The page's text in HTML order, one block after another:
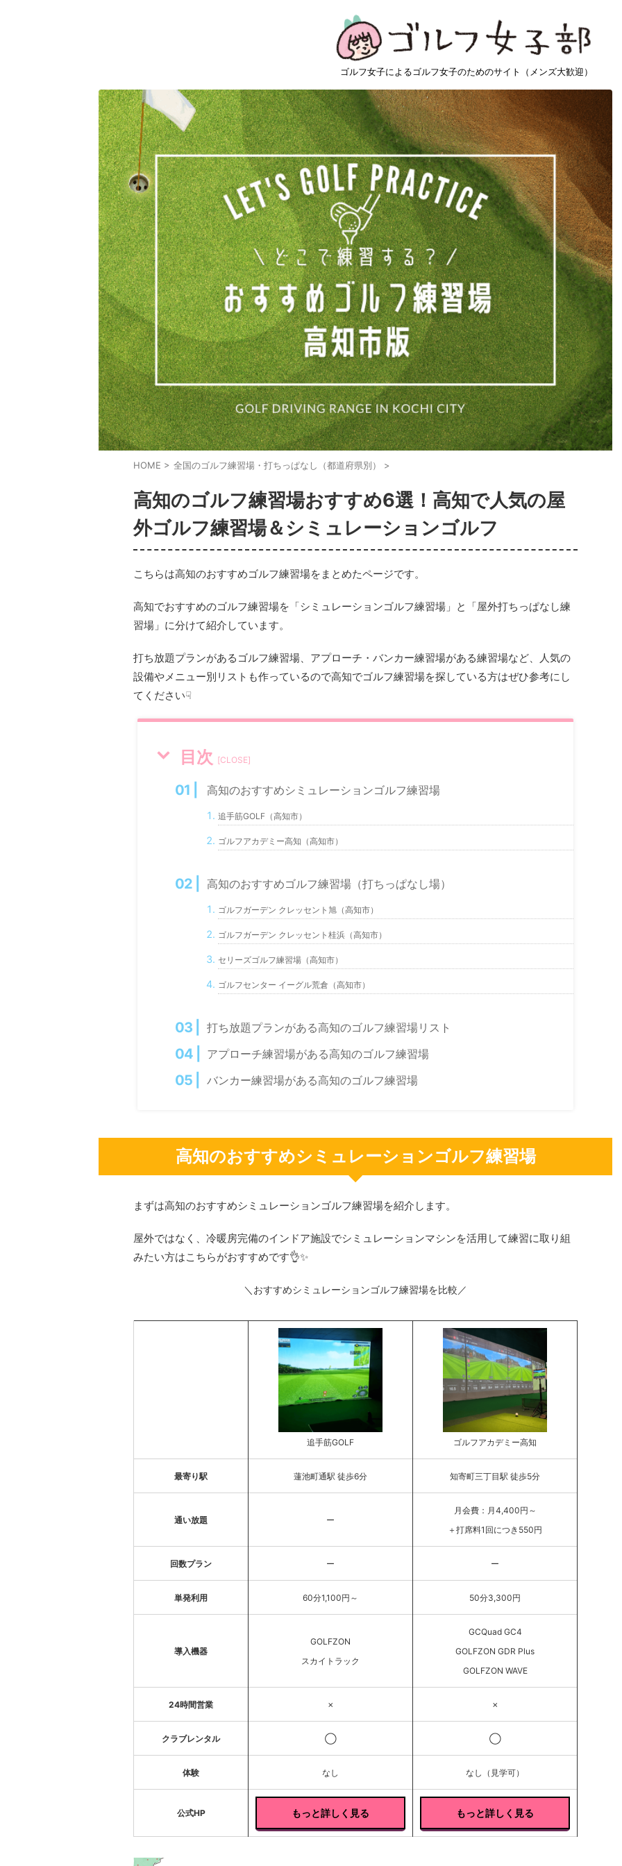
ゴルフ女子によるゴルフ女子のためのサイト（メンズ大歓迎）
HOME > 全国のゴルフ練習場・打ちっぱなし（都道府県別） >
高知のゴルフ練習場おすすめ6選！高知で人気の屋
外ゴルフ練習場＆シミュレーションゴルフ
こちらは高知のおすすめゴルフ練習場をまとめたページです。
高知でおすすめのゴルフ練習場を「シミュレーションゴルフ練習場」と「屋外打ちっぱなし練
習場」に分けて紹介しています。
打ち放題プランがあるゴルフ練習場、アプローチ・バンカー練習場がある練習場など、人気の
設備やメニュー別リストも作っているので高知でゴルフ練習場を探している方はぜひ参考にし
てください☟
目次 [CLOSE]
高知のおすすめシミュレーションゴルフ練習場
追手筋GOLF（高知市）
ゴルフアカデミー高知（高知市）
高知のおすすめゴルフ練習場（打ちっぱなし場）
ゴルフガーデン クレッセント旭（高知市）
ゴルフガーデン クレッセント桂浜（高知市）
セリーズゴルフ練習場（高知市）
ゴルフセンター イーグル荒倉（高知市）
打ち放題プランがある高知のゴルフ練習場リスト
アプローチ練習場がある高知のゴルフ練習場
バンカー練習場がある高知のゴルフ練習場
高知のおすすめシミュレーションゴルフ練習場
まずは高知のおすすめシミュレーションゴルフ練習場を紹介します。
屋外ではなく、冷暖房完備のインドア施設でシミュレーションマシンを活用して練習に取り組
みたい方はこちらがおすすめです👌✨
＼おすすめシミュレーションゴルフ練習場を比較／
追手筋GOLF ゴルフアカデミー高知
最寄り駅 蓮池町通駅 徒歩6分 知寄町三丁目駅 徒歩5分
通い放題 ー
月会費：月4,400円～
＋打席料1回につき550円
回数プラン ー ー
単発利用 60分1,100円～ 50分3,300円
導入機器
GOLFZON
スカイトラック
GCQuad GC4
GOLFZON GDR Plus
GOLFZON WAVE
24時間営業 ✗ ✗
クラブレンタル ◯ ◯
体験 なし なし（見学可）
公式HP もっと詳しく見る もっと詳しく見る